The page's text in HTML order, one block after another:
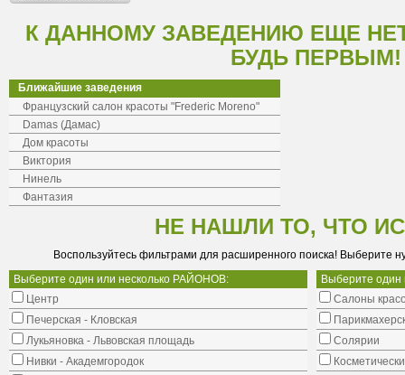
К ДАННОМУ ЗАВЕДЕНИЮ ЕЩЕ
БУДЬ ПЕРВЫМ!
Ближайшие заведения
Французский салон красоты "Frederic Moreno"
Damas (Дамас)
Дом красоты
Виктория
Нинель
Фантазия
НЕ НАШЛИ ТО, ЧТО
Воспользуйтесь фильтрами для расширенного поиска! Выберите
Выберите один или несколько РАЙОНОВ:
Центр
Печерская - Кловская
Лукьяновка - Львовская площадь
Нивки - Академгородок
Выберите
Салоны
Солярии